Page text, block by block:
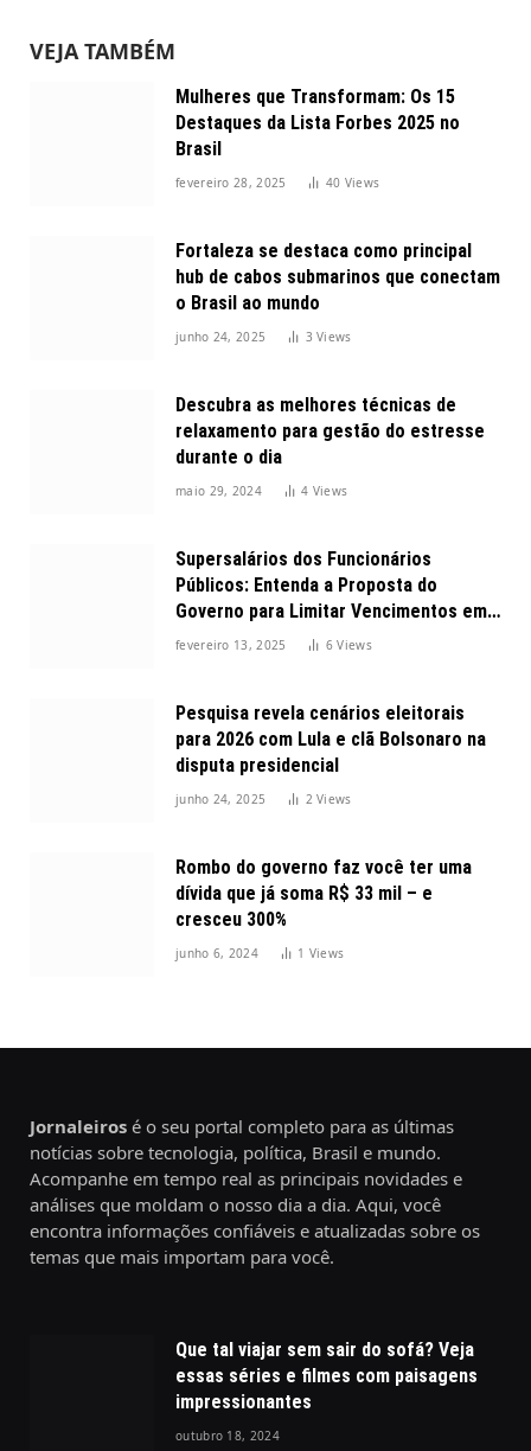
VEJA TAMBÉM
Mulheres que Transformam: Os 15
Destaques da Lista Forbes 2025 no
Brasil
fevereiro 28, 2025 40 Views
Fortaleza se destaca como principal
hub de cabos submarinos que conectam
o Brasil ao mundo
junho 24, 2025 3Views
Descubra as melhores técnicas de
relaxamento para gestão do estresse
durante o dia
maio 29, 2024 4 Views
Supersalários dos Funcionários
Públicos: Entenda a Proposta do
Governo para Limitar Vencimentos em
2025
fevereiro 13, 2025 6Views
Pesquisa revela cenários eleitorais
para 2026 com Lula e clã Bolsonaro na
disputa presidencial
junho 24, 2025 2Views
Rombo do governo faz você ter uma
dívida que já soma R$ 33 mil – e
cresceu 300%
junho 6, 2024 1 Views
Jornaleiros é o seu portal completo para as últimas
notícias sobre tecnologia, política, Brasil e mundo.
Acompanhe em tempo real as principais novidades e
análises que moldam o nosso dia a dia. Aqui, você
encontra informações confiáveis e atualizadas sobre os
temas que mais importam para você.
Que tal viajar sem sair do sofá? Veja
essas séries e filmes com paisagens
impressionantes
outubro 18, 2024